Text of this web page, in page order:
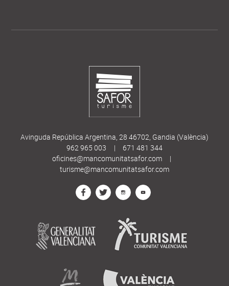
Avinguda República Argentina, 28 46702, Gandia (València)
962 965 003
|
671 481 344
oficines@mancomunitatsafor.com
|
turisme@mancomunitatsafor.com